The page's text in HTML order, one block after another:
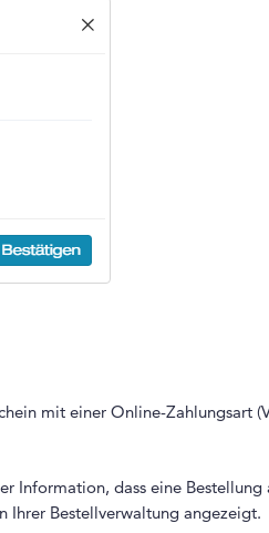
mit einer Online-Zahlungsart
Information, dass eine
Ihrer Bestellverwaltung angezeigt.